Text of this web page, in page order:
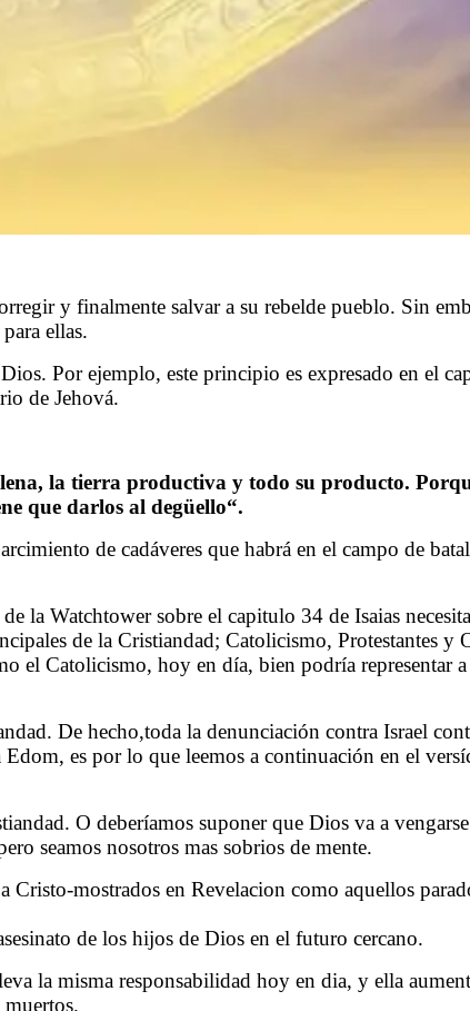
y finalmente salvar a su rebelde pueblo. Sin
ellas.
Por ejemplo, este principio es expresado en el
de Jehová.
la tierra productiva y todo su producto.
que darlos al degüello“.
de cadáveres que habrá en el campo de
la Watchtower sobre el capitulo 34 de Isaias
de la Cristiandad; Catolicismo, Protestantes
el Catolicismo, hoy en día, bien podría representar
De hecho,toda la denunciación contra Israel
es por lo que leemos a continuación en el
O deberíamos suponer que Dios va a
seamos nosotros mas sobrios de mente.
Cristo-mostrados en Revelacion como aquellos
de los hijos de Dios en el futuro cercano.
la misma responsabilidad hoy en dia, y ella
muertos.